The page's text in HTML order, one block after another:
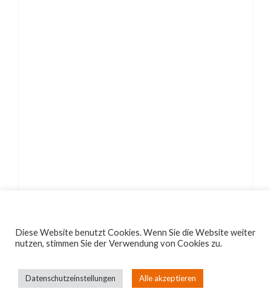
Diese Website benutzt Cookies. Wenn Sie die Website weiter
nutzen, stimmen Sie der Verwendung von Cookies zu.
Datenschutzeinstellungen Alle akzeptieren